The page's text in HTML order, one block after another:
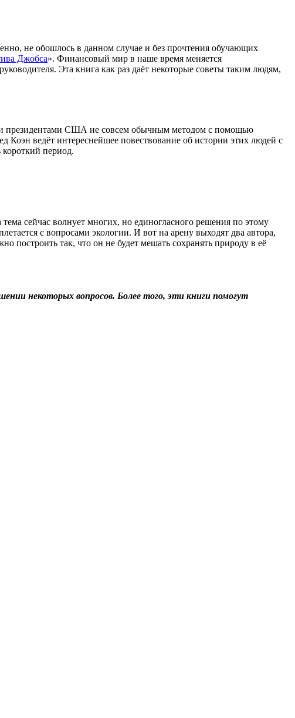
не обошлось в данном случае и без прочтения обучающих
Джобса». Финансовый мир в наше время меняется
Эта книга как раз даёт некоторые советы таким людям,
президентами США не совсем обычным методом с помощью
ведёт интереснейшее повествование об истории этих людей с
короткий период.
сейчас волнует многих, но единогласного решения по этому
с вопросами экологии. И вот на арену выходят два автора,
построить так, что он не будет мешать сохранять природу в её
некоторых вопросов. Более того, эти книги помогут